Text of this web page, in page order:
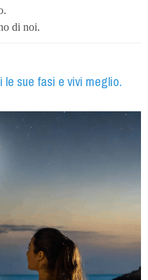
di noi.
le sue fasi e vivi meglio.